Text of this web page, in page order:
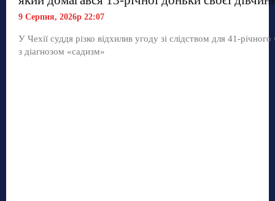
9 Серпня, 2026р 22:07
У Чехії суддя різко відхилив угоду зі слідством для 41-річного
з діагнозом «садизм»